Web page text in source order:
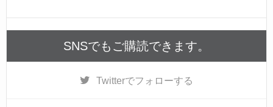
b
o
SNSでもご購読できます。
Twitterでフォローする